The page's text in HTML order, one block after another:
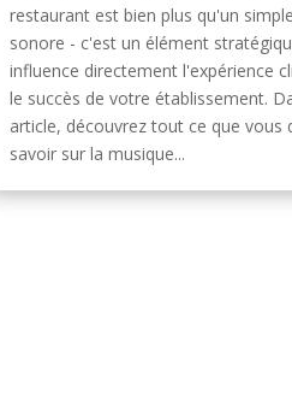
restaurant est bien plus qu'un
sonore - c'est un élément
influence directement l'expérience
le succès de votre établissement.
article, découvrez tout ce que vous
savoir sur la musique...